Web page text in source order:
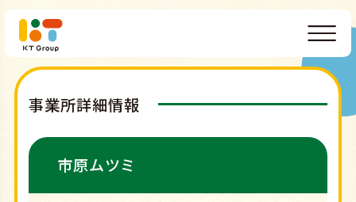
事業所詳細情報
市原ムツミ